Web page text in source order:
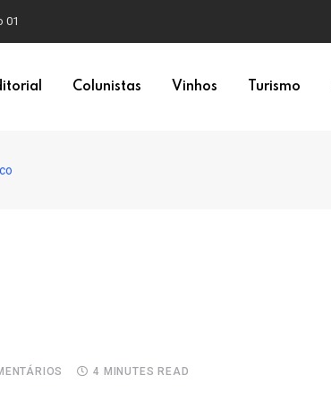
01
Colunistas Vinhos Turismo
4 MINUTES READ